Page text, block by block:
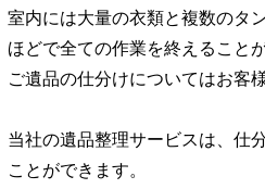
室内には大量の衣類と複数のタ
ほどで全ての作業を終えること
ご遺品の仕分けについてはお客
当社の遺品整理サービスは、仕
ことができます。